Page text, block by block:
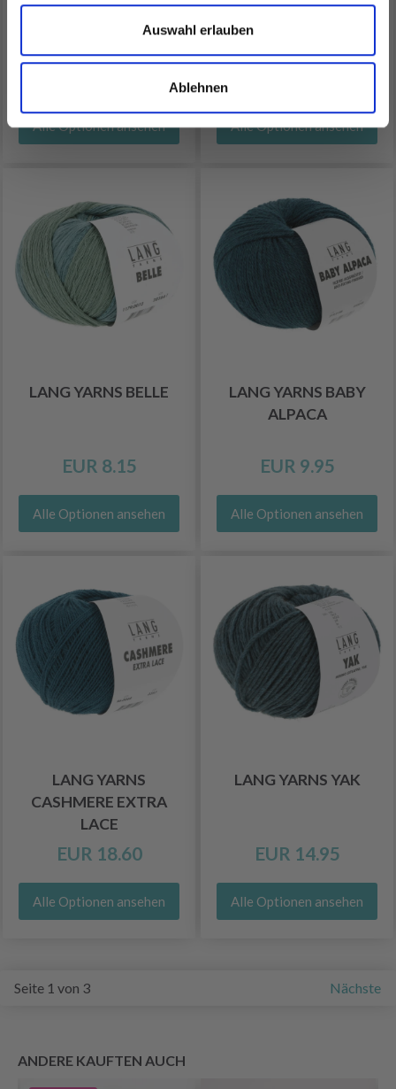
Auswahl erlauben
Ablehnen
LANG YARNS ALPACA
Alle Optionen ansehen
LANG YARNS CARPE
Alle Optionen ansehen
LANG YARNS BELLE
EUR 8.15
Alle Optionen ansehen
LANG YARNS BABY
ALPACA
EUR 9.95
Alle Optionen ansehen
LANG YARNS
CASHMERE EXTRA
LACE
EUR 18.60
Alle Optionen ansehen
LANG YARNS YAK
EUR 14.95
Alle Optionen ansehen
Seite 1 von 3 Nächste
ANDERE KAUFTEN AUCH